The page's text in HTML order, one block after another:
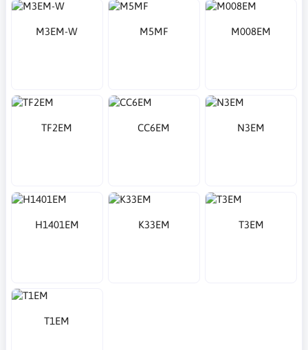
M3EM-W M5MF M008EM
TF2EM CC6EM N3EM
H1401EM K33EM T3EM
T1EM